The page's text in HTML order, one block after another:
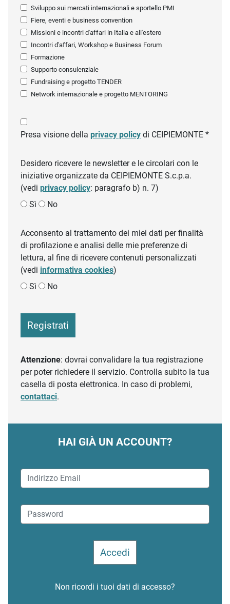
Sviluppo sui mercati internazionali e sportello PMI
Fiere, eventi e business convention
Missioni e incontri d'affari in Italia e all'estero
Incontri d'affari, Workshop e Business Forum
Formazione
Supporto consulenziale
Fundraising e progetto TENDER
Network internazionale e progetto MENTORING
Presa visione della privacy policy di CEIPIEMONTE *
Desidero ricevere le newsletter e le circolari con le
iniziative organizzate da CEIPIEMONTE S.c.p.a.
(vedi privacy policy: paragrafo b) n. 7)
Sì
No
Acconsento al trattamento dei miei dati per finalità
di profilazione e analisi delle mie preferenze di
lettura, al fine di ricevere contenuti personalizzati
(vedi informativa cookies)
Sì
No
Registrati
Attenzione: dovrai convalidare la tua registrazione
per poter richiedere il servizio. Controlla subito la tua
casella di posta elettronica. In caso di problemi,
contattaci.
HAI GIÀ UN ACCOUNT?
Non ricordi i tuoi dati di accesso?